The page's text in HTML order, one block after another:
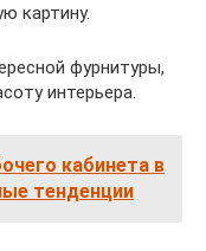
картину.
фурнитуры,
интерьера.
кабинета в
тенденции